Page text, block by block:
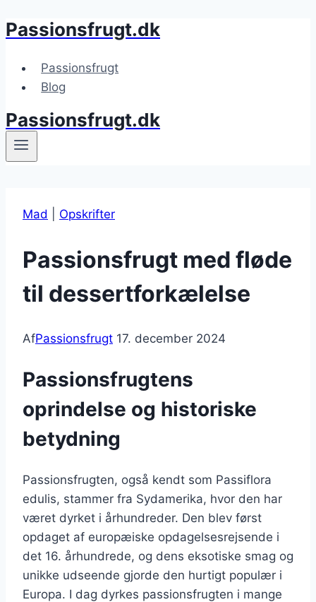
Fortsæt
indhold
Passionsfrugt.dk
Passionsfrugt
Blog
Passionsfrugt.dk
Mad Opskrifter
Passionsfrugt med fløde
til dessertforkælelse
AfPassionsfrugt 17. december 2024
Passionsfrugtens
oprindelse og historiske
betydning
Passionsfrugten, også kendt som Passiflora
edulis, stammer fra Sydamerika, hvor den har
været dyrket i århundreder. Den blev først
opdaget af europæiske opdagelsesrejsende i
det 16. århundrede, og dens eksotiske smag og
unikke udseende gjorde den hurtigt populær i
Europa. I dag dyrkes passionsfrugten i mange